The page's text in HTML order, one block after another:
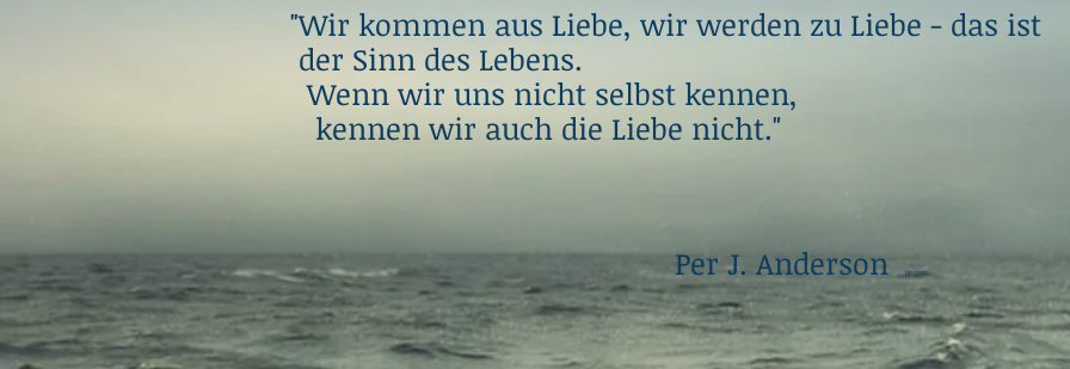
"Wir kommen aus Liebe, wir werden zu Liebe - das
der Sinn des Lebens.
Wenn wir uns nicht selbst kennen,
kennen wir auch die Liebe nicht."
Per J. Anderson perper